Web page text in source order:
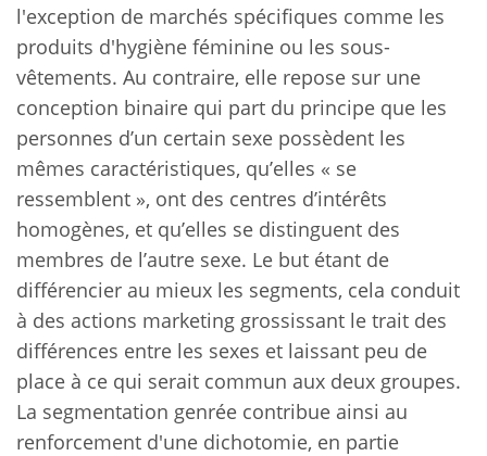
l'exception de marchés spécifiques comme les
produits d'hygiène féminine ou les sous-
vêtements. Au contraire, elle repose sur une
conception binaire qui part du principe que les
personnes d’un certain sexe possèdent les
mêmes caractéristiques, qu’elles « se
ressemblent », ont des centres d’intérêts
homogènes, et qu’elles se distinguent des
membres de l’autre sexe. Le but étant de
différencier au mieux les segments, cela conduit
à des actions marketing grossissant le trait des
différences entre les sexes et laissant peu de
place à ce qui serait commun aux deux groupes.
La segmentation genrée contribue ainsi au
renforcement d'une dichotomie, en partie